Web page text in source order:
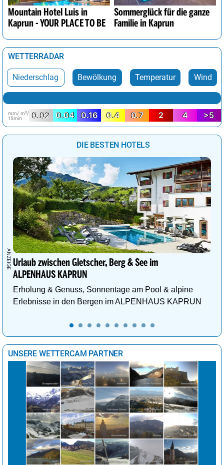
Mountain Hotel Luis in
Kaprun - YOUR PLACE TO BE
Sommerglück für die ganze
Familie in Kaprun
WETTERRADAR
Niederschlag Bewölkung Temperatur Wind
mm/ m²/
15min
0.02 0.04 0.16 0.4 0.7 2 4 >5
DIE BESTEN HOTELS
Urlaub zwischen Gletscher, Berg & See im
ALPENHAUS KAPRUN
Erholung & Genuss, Sonnentage am Pool & alpine
Erlebnisse in den Bergen im ALPENHAUS KAPRUN
UNSERE WETTERCAM PARTNER